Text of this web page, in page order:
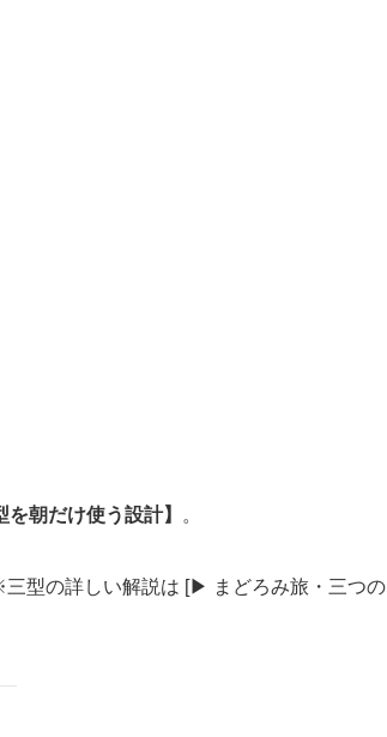
朝だけ使う設計】 。
型の詳しい解説は [▶ まどろみ旅・三つの